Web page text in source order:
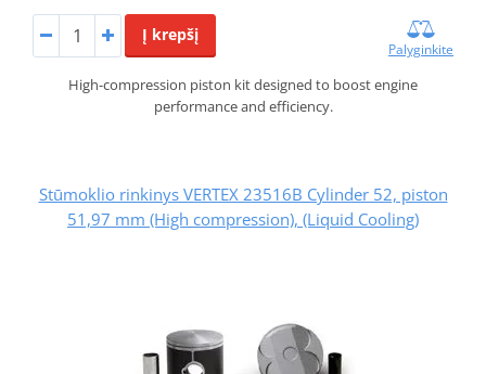
Į krepšį
Palyginkite
High-compression piston kit designed to boost engine
performance and efficiency.
Stūmoklio rinkinys VERTEX 23516B Cylinder 52, piston
51,97 mm (High compression), (Liquid Cooling)